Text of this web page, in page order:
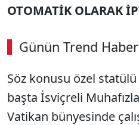
OTOMATİK OLARAK
Günün Trend
Söz konusu özel statülü
başta İsviçreli
Vatikan bünyesinde